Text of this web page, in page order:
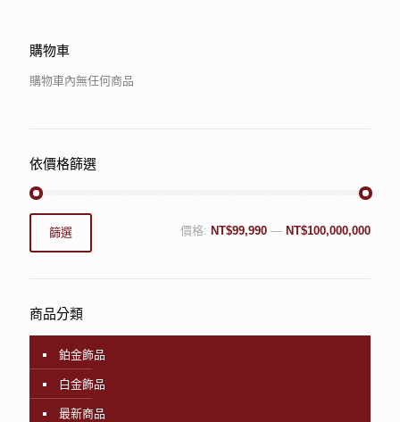
購物車
購物車內無任何商品
依價格篩選
篩選 價格: NT$99,990 — NT$100,000,000
商品分類
鉑金飾品
白金飾品
最新商品